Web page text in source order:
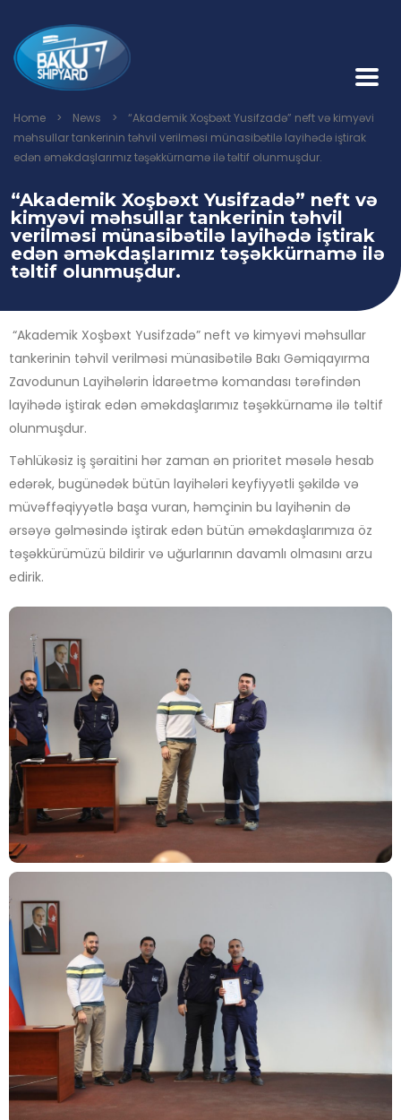
Home > News >
“Akademik Xoşbəxt Yusifzadə” neft və kimyəvi
məhsullar tankerinin təhvil verilməsi münasibətilə layihədə iştirak
edən əməkdaşlarımız təşəkkürnamə ilə təltif olunmuşdur.
“Akademik Xoşbəxt Yusifzadə” neft və
kimyəvi məhsullar tankerinin təhvil
verilməsi münasibətilə layihədə iştirak
edən əməkdaşlarımız təşəkkürnamə ilə
təltif olunmuşdur.
“Akademik Xoşbəxt Yusifzadə” neft və kimyəvi məhsullar
tankerinin təhvil verilməsi münasibətilə Bakı Gəmiqayırma
Zavodunun Layihələrin İdarəetmə komandası tərəfindən
layihədə iştirak edən əməkdaşlarımız təşəkkürnamə ilə təltif
olunmuşdur.
Təhlükəsiz iş şəraitini hər zaman ən prioritet məsələ hesab
edərək, bugünədək bütün layihələri keyfiyyətli şəkildə və
müvəffəqiyyətlə başa vuran, həmçinin bu layihənin də
ərsəyə gəlməsində iştirak edən bütün əməkdaşlarımıza öz
təşəkkürümüzü bildirir və uğurlarının davamlı olmasını arzu
edirik.